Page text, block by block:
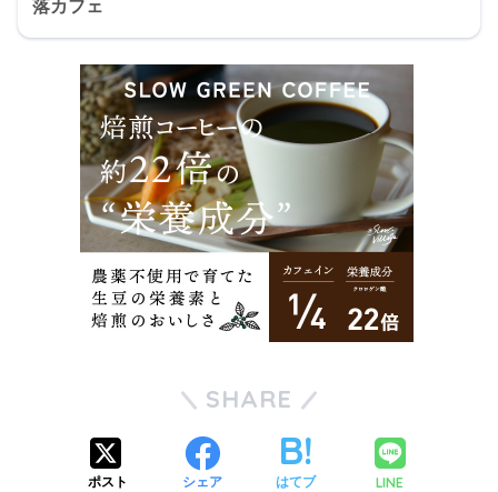
落カフェ
SHARE
ポスト シェア はてブ LINE